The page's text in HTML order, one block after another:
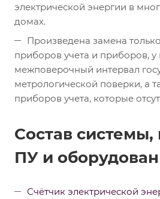
электрической энергии в
домах.
Произведена замена
приборов учета и приборов, у
межповерочный интервал
метрологической поверки, а
приборов учета, которые
Состав
ПУ и
Счётчик электрической